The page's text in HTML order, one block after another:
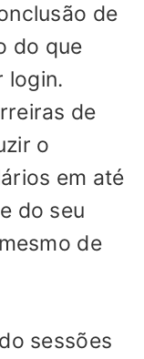
de
do que
login.
de
o
em até
do seu
de
sessões